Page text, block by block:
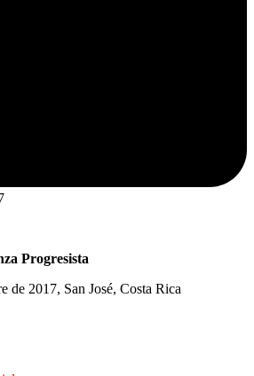
Progresista
de 2017, San José, Costa Rica